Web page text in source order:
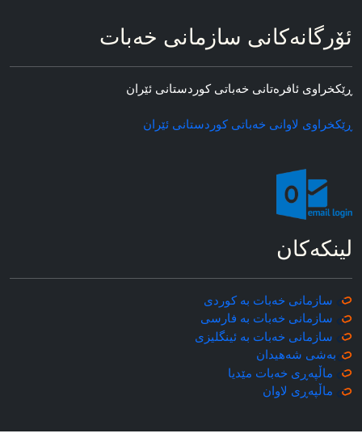
ئۆرگانه‌کانی سازمانی خه‌بات
ڕێکخراوی ئافره‌تانی خه‌باتی کوردستانی ئێران
ڕێکخراوی لاوانی خه‌باتی کوردستانی ئێران
لینکه‌کان
سازمانی خه‌بات به کوردی
سازمانی خه‌بات به فارسی
سازمانی خه‌بات به ئینگلیزی
به‌شی شه‌هیدان
ماڵپه‌ڕی خه‌بات مێدیا
ماڵپه‌ڕی لاوان